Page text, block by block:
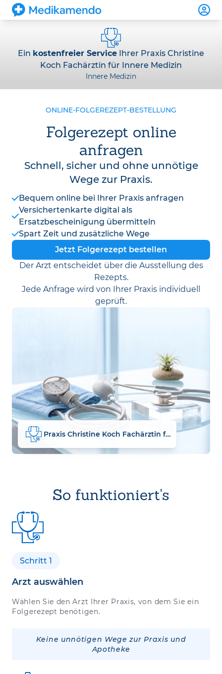
Ein kostenfreier Service Ihrer Praxis Christine
Koch Fachärztin für Innere Medizin
Innere Medizin
ONLINE-FOLGEREZEPT-BESTELLUNG
Folgerezept online
anfragen
Schnell, sicher und ohne unnötige
Wege zur Praxis.
Bequem online bei Ihrer Praxis anfragen
Versichertenkarte digital als
Ersatzbescheinigung übermitteln
Spart Zeit und zusätzliche Wege
Jetzt Folgerezept bestellen
Der Arzt entscheidet über die Ausstellung des
Rezepts.
Jede Anfrage wird von Ihrer Praxis individuell
geprüft.
Praxis Christine Koch Fachärztin für Innere Medizin
So funktioniert's
Schritt 1
Arzt auswählen
Wählen Sie den Arzt Ihrer Praxis, von dem Sie ein
Folgerezept benötigen.
Keine unnötigen Wege zur Praxis und
Apotheke